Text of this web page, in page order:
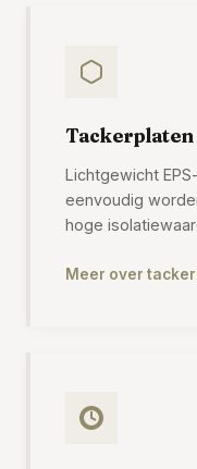
Tackerplaten
Lichtgewicht
eenvoudig
hoge
Meer over